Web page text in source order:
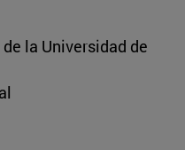
la Universidad de